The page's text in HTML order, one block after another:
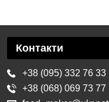
Контакти
+38 (095) 332 76 33
+38 (068) 069 73 77